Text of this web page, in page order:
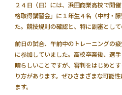
２４日（日）には、浜田商業高校で開
格取得講習会」に１年生４名（中村・
た。競技規則の確認と、特に副審とし
前日の試合、午前中のトレーニングの
に参加していました。高校卒業後、選
晴らしいことですが、審判をはじめと
り方があります。ぜひさまざまな可能
ます。